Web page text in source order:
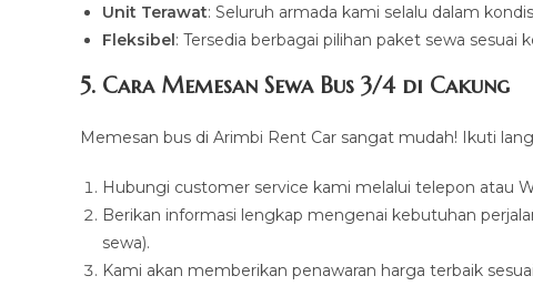
Unit Terawat: Seluruh armada kami selalu dalam
Fleksibel: Tersedia berbagai pilihan paket sewa sesuai
5. Cara Memesan Sewa Bus 3/4 di Cakung
Memesan bus di Arimbi Rent Car sangat mudah! Ikuti
Hubungi customer service kami melalui telepon atau
Berikan informasi lengkap mengenai kebutuhan
sewa).
Kami akan memberikan penawaran harga terbaik